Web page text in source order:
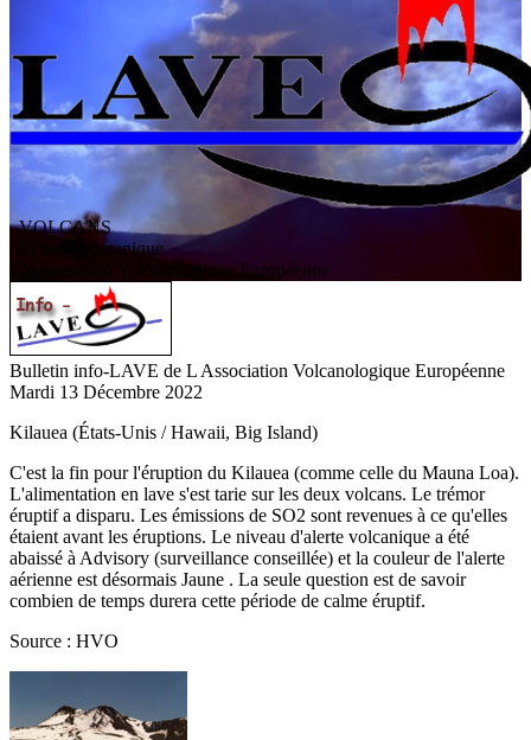
VOLCANS
/ Activité volcanique
ssociation V olcanologiqueEuropéenne
Bulletin info-LAVE de L Association Volcanologique Européenne
Mardi 13 Décembre 2022
Kilauea (États-Unis / Hawaii, Big Island)
C'est la fin pour l'éruption du Kilauea (comme celle du Mauna Loa).
L'alimentation en lave s'est tarie sur les deux volcans. Le trémor
éruptif a disparu. Les émissions de SO2 sont revenues à ce qu'elles
étaient avant les éruptions. Le niveau d'alerte volcanique a été
abaissé à Advisory (surveillance conseillée) et la couleur de l'alerte
aérienne est désormais Jaune . La seule question est de savoir
combien de temps durera cette période de calme éruptif.
Source : HVO